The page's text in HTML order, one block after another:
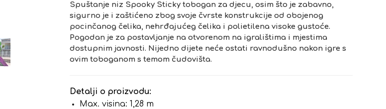
Spuštanje niz Spooky Sticky tobogan za djecu, osim što je zabavno,
sigurno je i zaštićeno zbog svoje čvrste konstrukcije od obojenog
pocinčanog čelika, nehrđajućeg čelika i polietilena visoke gustoće.
Pogodan je za postavljanje na otvorenom na igralištima i mjestima
dostupnim javnosti. Nijedno dijete neće ostati ravnodušno nakon igre s
ovim toboganom s temom čudovišta.
Detalji o proizvodu:
Max. visina: 1,28 m